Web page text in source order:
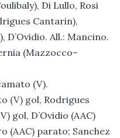
Di Lullo, Rosi
Cantarin),
D’Ovidio. All.: Mancino.
(Mazzocco–
(V).
(V) gol, Rodrigues
gol, D’Ovidio (AAC)
(AAC) parato; Sanchez